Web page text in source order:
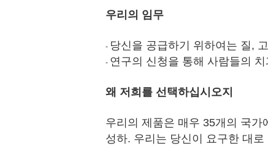
우리의 임무
- 당신을 공급하기 위하여는 질,
- 연구의 신청을 통해 사람들의
왜 저희를 선택하십시오지
우리의 제품은 매우 35개의 국
성하. 우리는 당신이 요구한 대